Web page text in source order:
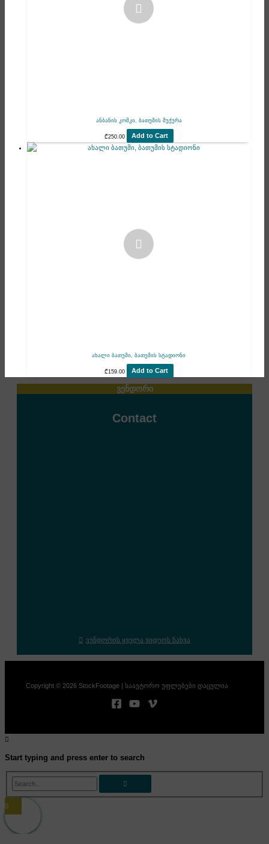
ანბანის კოშკი, ბათუმის შუქურა
₾250.00 Add to Cart
ახალი ბათუმი, ბათუმის სტადიონი
₾159.00 Add to Cart
ვენდორი
Contact
ვენდორის ყველა ვიდეოს ნახვა
Copyright © 2026 StockFootage | საავტორო უფლებები დაცულია
Start typing and press enter to search
Search...
0